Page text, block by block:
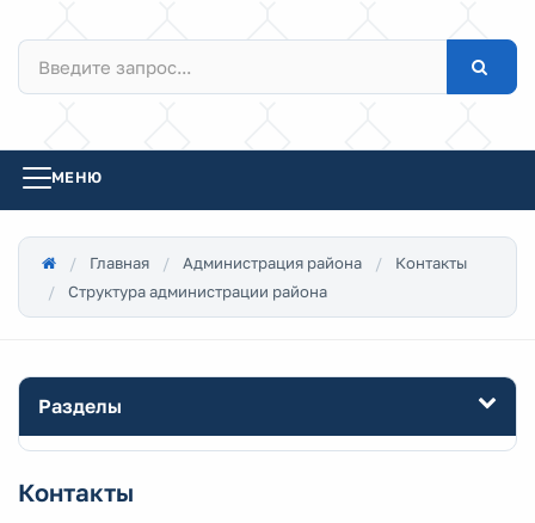
МЕНЮ
Главная Администрация района
Контакты
Структура администрации района
Разделы
Контакты